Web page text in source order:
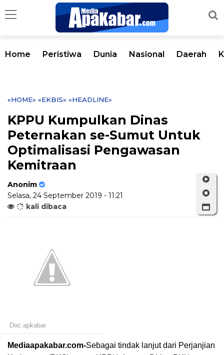
Home Peristiwa Dunia Nasional Daerah
«HOME» «EKBIS» «HEADLINE»
KPPU Kumpulkan Dinas
Peternakan se-Sumut Untuk
Optimalisasi Pengawasan
Kemitraan
Anonim
Selasa, 24 September 2019 - 11:21
kali dibaca
Doc.apkabar
Mediaapakabar.com-Sebagai tindak lanjut dari Perjanjian